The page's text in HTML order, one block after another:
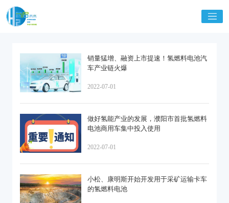
销量猛增、融资上市提速！氢燃料电池汽
车产业链火爆
2022-07-01
做好氢能产业的发展，濮阳市首批氢燃料
电池商用车集中投入使用
2022-07-01
小松、康明斯开始开发用于采矿运输卡车
的氢燃料电池